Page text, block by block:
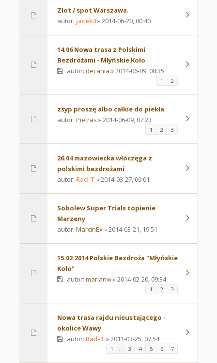
Zlot / spot Warszawa.
autor: jacek4» 2014-06-20, 00:40
14.06 Nowa trasa z Polskimi
Bezdrożami - Młyńskie Koło
autor: decania » 2014-06-09, 08:35
1 2
zsyp proszę albo całkie do piekła
autor: Pietras » 2014-06-09, 07:23
1 2 3
26.04 mazowiecka włóczęga z
polskimi bezdrożami
autor: Rad-T » 2014-03-27, 09:01
Sobolew Super Trials topienie
Marzeny
autor: MarcinEx» 2014-03-21, 19:51
15.02.2014 Polskie Bezdroża "Młyńskie
Koło"
autor: marianw» 2014-02-20, 09:34
1 2 3
Nowa trasa rajdu nieustającego -
okolice Wawy
autor: Rad-T » 2011-03-25, 07:54
1 … 3 4 5 6 7